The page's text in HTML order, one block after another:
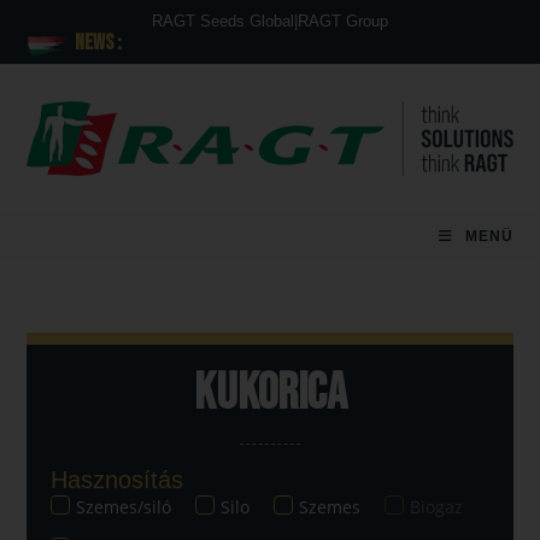
News :
RAGT Seeds Global RAGT Group
MENÜ
Kukorica
Hasznosítás
Szemes/siló Silo Szemes